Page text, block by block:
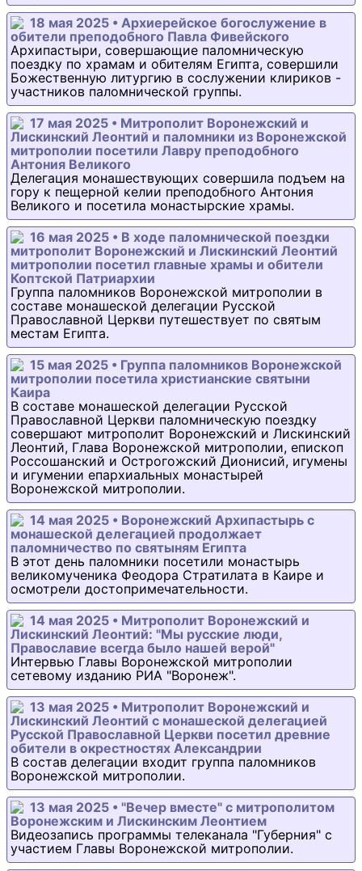
18 мая 2025 • Архиерейское богослужение в
обители преподобного Павла Фивейского
Архипастыри, совершающие паломническую
поездку по храмам и обителям Египта, совершили
Божественную литургию в сослужении клириков -
участников паломнической группы.
17 мая 2025 • Митрополит Воронежский и
Лискинский Леонтий и паломники из Воронежской
митрополии посетили Лавру преподобного
Антония Великого
Делегация монашествующих совершила подъем на
гору к пещерной келии преподобного Антония
Великого и посетила монастырские храмы.
16 мая 2025 • В ходе паломнической поездки
митрополит Воронежский и Лискинский Леонтий
митрополии посетил главные храмы и обители
Коптской Патриархии
Группа паломников Воронежской митрополии в
составе монашеской делегации Русской
Православной Церкви путешествует по святым
местам Египта.
15 мая 2025 • Группа паломников Воронежской
митрополии посетила христианские святыни
Каира
В составе монашеской делегации Русской
Православной Церкви паломническую поездку
совершают митрополит Воронежский и Лискинский
Леонтий, Глава Воронежской митрополии, епископ
Россошанский и Острогожский Дионисий, игумены
и игумении епархиальных монастырей
Воронежской митрополии.
14 мая 2025 • Воронежский Архипастырь с
монашеской делегацией продолжает
паломничество по святыням Египта
В этот день паломники посетили монастырь
великомученика Феодора Стратилата в Каире и
осмотрели достопримечательности.
14 мая 2025 • Митрополит Воронежский и
Лискинский Леонтий: "Мы русские люди,
Православие всегда было нашей верой"
Интервью Главы Воронежской митрополии
сетевому изданию РИА "Воронеж".
13 мая 2025 • Митрополит Воронежский и
Лискинский Леонтий с монашеской делегацией
Русской Православной Церкви посетил древние
обители в окрестностях Александрии
В состав делегации входит группа паломников
Воронежской митрополии.
13 мая 2025 • "Вечер вместе" с митрополитом
Воронежским и Лискинским Леонтием
Видеозапись программы телеканала "Губерния" с
участием Главы Воронежской митрополии.